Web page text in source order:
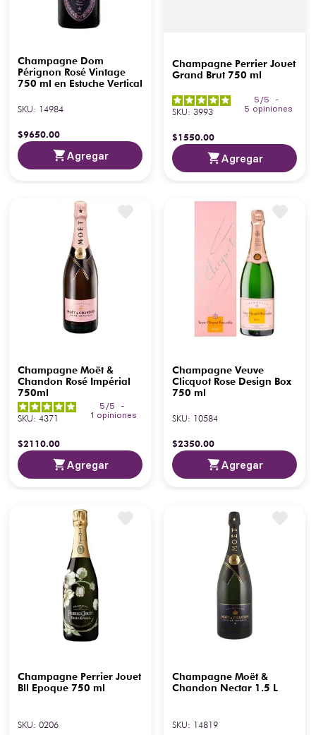
Champagne Dom
Pérignon Rosé Vintage
750 ml en Estuche Vertical
SKU: 14984
$9650.00
Agregar
Champagne Perrier Jouet
Grand Brut 750 ml
5 /5
-
5 opiniones
SKU: 3993
$1550.00
Agregar
Champagne Moët &
Chandon Rosé Impérial
750ml
5 /5
-
1 opiniones
SKU: 4371
$2110.00
Agregar
Champagne Veuve
Clicquot Rose Design Box
750 ml
SKU: 10584
$2350.00
Agregar
Champagne Perrier Jouet
Bll Epoque 750 ml
SKU: 0206
Champagne Moët &
Chandon Nectar 1.5 L
SKU: 14819